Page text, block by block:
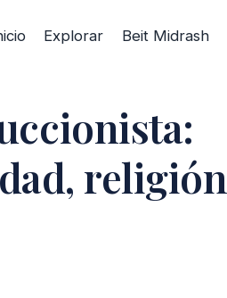
Explorar Beit Midrash
religión